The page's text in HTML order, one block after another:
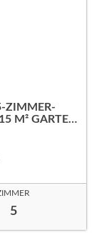
M
M² GARTEN
5